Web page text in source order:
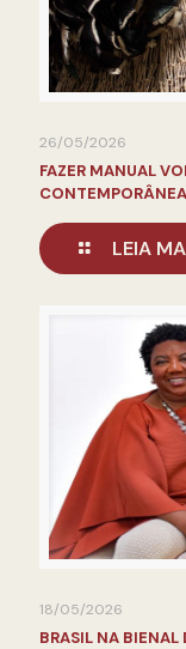
26/05/2026
FAZER MANUAL
CONTEMPORÂNEA
LEIA
18/05/2026
BRASIL NA